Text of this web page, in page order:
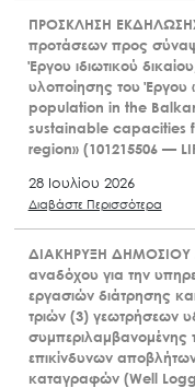
ΠΡΟΣΚΛΗΣΗ
προτάσεων προς
Έργου ιδιωτικού
υλοποίησης του Έργου
population in the
sustainable capacities
region» (101215506 —
28 Ιουλίου 2026
Διαβάστε Περισσότερα
ΔΙΑΚΗΡΥΞΗ ΔΗΜΟΣΙΟΥ
αναδόχου για την
εργασιών διάτρησης
τριών (3) γεωτρήσεων
συμπεριλαμβανομένης
επικίνδυνων
καταγραφών (Well